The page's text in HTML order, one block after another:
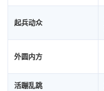
起兵动众
外圆内方
活蹦乱跳